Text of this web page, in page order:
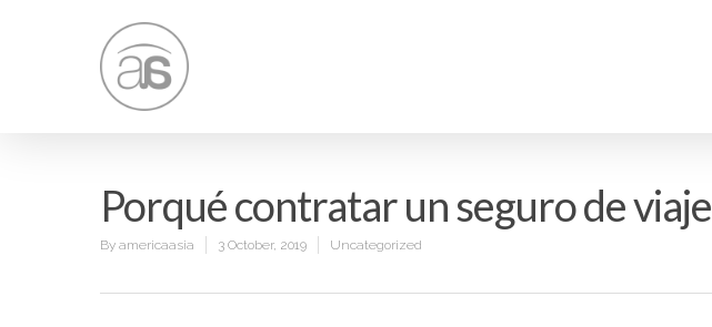
Porqué contratar un seguro de viaje
By americaasia 3 October, 2019 Uncategorized